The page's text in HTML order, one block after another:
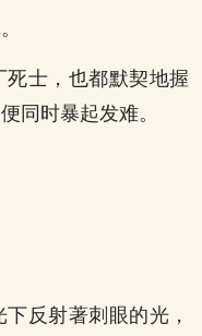
士，也都默契地握
同时暴起发难。
反射著刺眼的光，